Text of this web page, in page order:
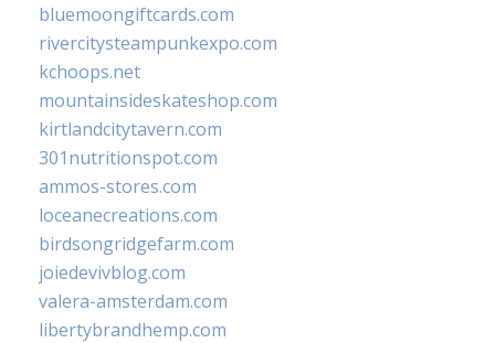
bluemoongiftcards.com
rivercitysteampunkexpo.com
kchoops.net
mountainsideskateshop.com
kirtlandcitytavern.com
301nutritionspot.com
ammos-stores.com
loceanecreations.com
birdsongridgefarm.com
joiedevivblog.com
valera-amsterdam.com
libertybrandhemp.com